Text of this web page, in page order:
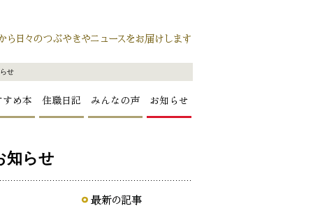
せ
め本 住職日記 みんなの声 お知らせ
知らせ